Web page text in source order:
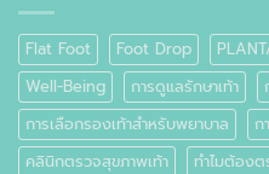
Flat Foot Foot Drop
Well-Being
การดูแลรักษาเท้า
การเลือกรองเท้าสำหรับพยาบาล
ก
คลินิกตรวจสุขภาพเท้า
ทำไมต้องต